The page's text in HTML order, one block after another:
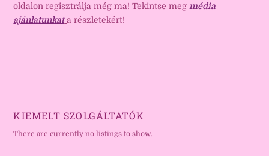
oldalon regisztrálja még ma! Tekintse megmédia
ajánlatunkat a részletekért!
KIEMELT SZOLGÁLTATÓK
There are currently no listings to show.